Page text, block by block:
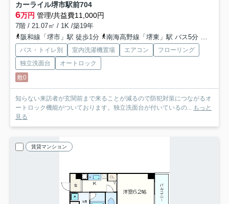
カーライル堺市駅前704
6万円 管理/共益費11,000円
7階 / 21.07㎡ / 1K /築19年
阪和線「堺市」駅 徒歩1分
南海高野線「堺東」駅 バス5分 「阪和堺市駅前」 停歩1分
バス・トイレ別 室内洗濯機置場 エアコン
フローリング
独立洗面台
オートロック
敷0
知らない来訪者が玄関前まで来ることが減るので防犯対策につながるオ
ートロック機能がついております。独立洗面台が付いているの... もっと
見る
賃貸マンション